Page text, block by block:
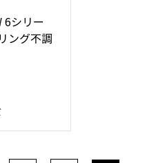
6シリー
ング不調